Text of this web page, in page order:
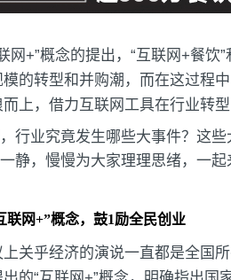
网+”概念的提出，“互联网+餐饮
的转型和并购潮，而在这过程
上，借力互联网工具在行业转型
业究竟发生哪些大事件？这些
，慢慢为大家理理思绪，一起
联网+”概念，鼓1励全民创业
关乎经济的演说一直都是全国